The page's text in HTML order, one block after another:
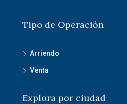
Tipo de Operación
Arriendo
Venta
Explora por ciudad